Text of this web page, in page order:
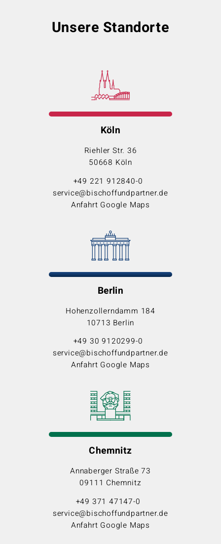
Unsere Standorte
Köln
Riehler Str. 36
50668 Köln
+49 221 912840-0
service@bischoffundpartner.de
Anfahrt Google Maps
Berlin
Hohenzollerndamm 184
10713 Berlin
+49 30 9120299-0
service@bischoffundpartner.de
Anfahrt Google Maps
Chemnitz
Annaberger Straße 73
09111 Chemnitz
+49 371 47147-0
service@bischoffundpartner.de
Anfahrt Google Maps